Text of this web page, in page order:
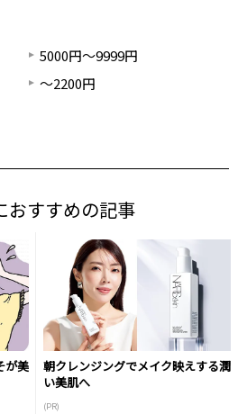
5000円～9999円
～2200円
おすすめの記事
が美
朝クレンジングでメイク映えする潤
い美肌へ
(PR)